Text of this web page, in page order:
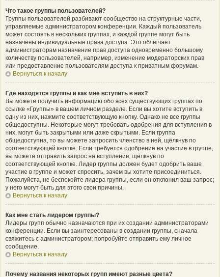
Что такое группы пользователей?
Группы пользователей разбивают сообщество на структурные части,
управляемые администратором конференции. Каждый пользователь
может состоять в нескольких группах, и каждой группе могут быть
назначены индивидуальные права доступа. Это облегчает
администраторам назначение прав доступа одновременно большому
количеству пользователей, например, изменение модераторских прав
или предоставление пользователям доступа к приватным форумам.
Вернуться к началу
Где находятся группы и как мне вступить в них?
Вы можете получить информацию обо всех существующих группах по
ссылке «Группы» в вашем личном разделе. Если вы хотите вступить в
одну из них, нажмите соответствующую кнопку. Однако не все группы
общедоступны. Некоторые могут требовать одобрения для вступления в
них, могут быть закрытыми или даже скрытыми. Если группа
общедоступна, то вы можете запросить членство в ней, щёлкнув по
соответствующей кнопке. Если требуется одобрение на участие в группе,
вы можете отправить запрос на вступление, щёлкнув по
соответствующей кнопке. Лидер группы должен будет одобрить ваше
участие в группе и может спросить, зачем вы хотите присоединиться.
Пожалуйста, не беспокойте лидера группы, если он отклонил ваш запрос;
у него могут быть для этого свои причины.
Вернуться к началу
Как мне стать лидером группы?
Лидеры групп обычно назначаются при их создании администраторами
конференции. Если вы заинтересованы в создании группы, сначала
свяжитесь с администратором; попробуйте отправить ему личное
сообщение.
Вернуться к началу
Почему названия некоторых групп имеют разные цвета?